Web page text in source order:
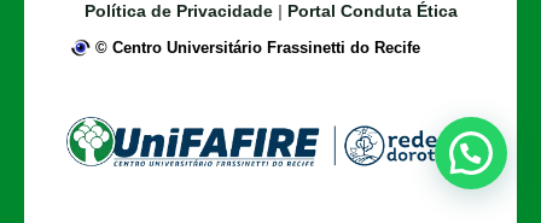
Política de Privacidade
Portal Conduta Ética
© Centro Universitário Frassinetti do Recife